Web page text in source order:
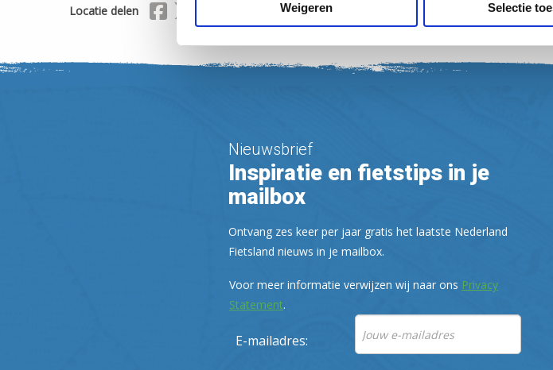
Weigeren Selectie
Locatie delen Delen via Facebook
Delen via X (Twitter)
Delen via Mail
Nieuwsbrief
Inspiratie en fietstips in je
mailbox
Ontvang zes keer per jaar gratis het laatste Nederland
Fietsland nieuws in je mailbox.
Voor meer informatie verwijzen wij naar ons Privacy
Statement.
E-mailadres: